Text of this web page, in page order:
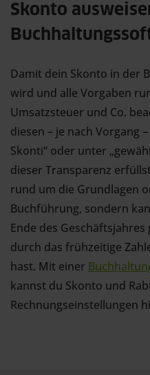
Skonto
Damit dein Skonto in der
wird und alle Vorgaben
Umsatzsteuer und Co.
diesen – je nach Vorgang
Skonti“ oder unter
dieser Transparenz
rund um die Grundlagen
Buchführung, sondern
Ende des
durch das frühzeitige
hast. Mit einer
kannst du Skonto und
Rechnungseinstellungen